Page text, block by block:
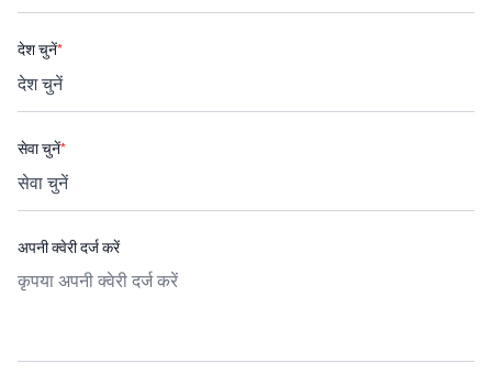
देश चुनें*
सेवा चुनें*
अपनी क्वेरी दर्ज करें